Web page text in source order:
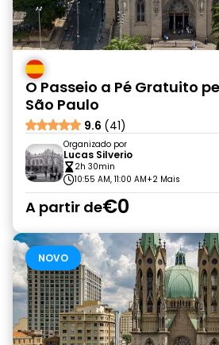
O Passeio a Pé Gratuito
São Paulo
9.6 (41)
Organizado por
Lucas Silverio
2h 30min
10:55 AM, 11:00 AM+2 Mais
A partir de€0
NOVO